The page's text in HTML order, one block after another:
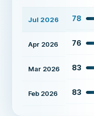
Jul 2026 78
Apr 2026 76
Mar 2026 83
Feb 2026 83